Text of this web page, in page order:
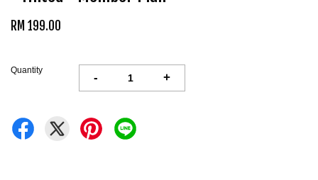
RM 199.00
Quantity
- +